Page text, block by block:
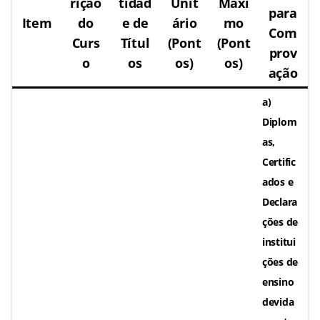
Item
do
Curs
o
e de
Títul
os
ário
(Pont
os)
mo
(Pont
os)
para
Com
prov
ação
a)
Diplom
as,
Certific
ados e
Declara
ções de
institui
ções de
ensino
devida